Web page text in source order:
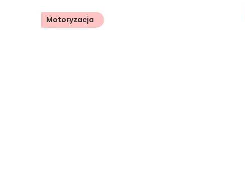
Motoryzacja